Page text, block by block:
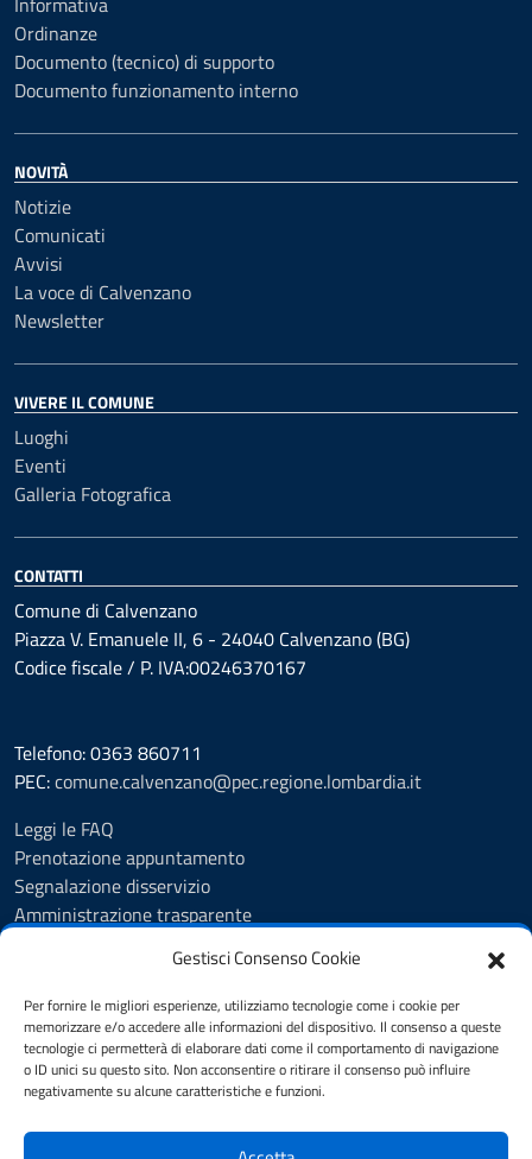
Gestisci Consenso Cookie
Per fornire le migliori esperienze, utilizziamo tecnologie come i cookie per
memorizzare e/o accedere alle informazioni del dispositivo. Il consenso a queste
tecnologie ci permetterà di elaborare dati come il comportamento di navigazione
o ID unici su questo sito. Non acconsentire o ritirare il consenso può influire
negativamente su alcune caratteristiche e funzioni.
Ordinanze
Documento (tecnico) di supporto
Documento funzionamento interno
NOVITÀ
Notizie
Comunicati
Avvisi
La voce di Calvenzano
Newsletter
VIVERE IL COMUNE
Luoghi
Eventi
Galleria Fotografica
CONTATTI
Comune di Calvenzano
Piazza V. Emanuele II, 6 - 24040 Calvenzano (BG)
Codice fiscale / P. IVA:00246370167
Telefono: 0363 860711
PEC:comune.calvenzano@pec.regione.lombardia.it
Leggi le FAQ
Prenotazione appuntamento
Segnalazione disservizio
Amministrazione trasparente
Informativa privacy
Cookie Policy
Note legali
Dichiarazione di accessibilità